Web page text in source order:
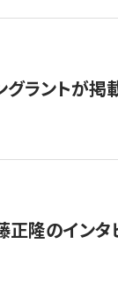
ラントが掲
隆のインタ